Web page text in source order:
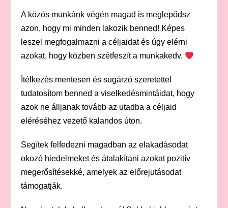
A közös munkánk végén magad is meglepődsz
azon, hogy mi minden lakozik benned! Képes
leszel megfogalmazni a céljaidat és úgy elérni
azokat, hogy közben szétfeszít a munkakedv.
Ítélkezés mentesen és sugárzó szeretettel
tudatosítom benned a viselkedésmintáidat, hogy
azok ne álljanak tovább az utadba a céljaid
eléréséhez vezető kalandos úton.
Segítek felfedezni magadban az elakadásodat
okozó hiedelmeket és átalakítani azokat pozitív
megerősítésekké, amelyek az előrejutásodat
támogatják.